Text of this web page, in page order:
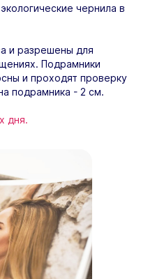
чернила в
и разрешены для
Подрамники
и проходят проверку
подрамника - 2 см.
дня.